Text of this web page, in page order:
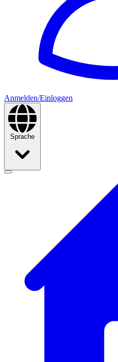
Anmelden/Einloggen
Sprache